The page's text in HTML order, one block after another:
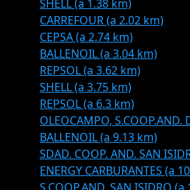
SHELL (a 1.38 km)
CARREFOUR (a 2.02 km)
CEPSA (a 2.74 km)
BALLENOIL (a 3.04 km)
REPSOL (a 3.62 km)
SHELL (a 3.75 km)
REPSOL (a 6.3 km)
OLEOCAMPO, S.COOP.AND.
BALLENOIL (a 9.13 km)
SDAD. COOP. AND. SAN
ENERGY CARBURANTES (a